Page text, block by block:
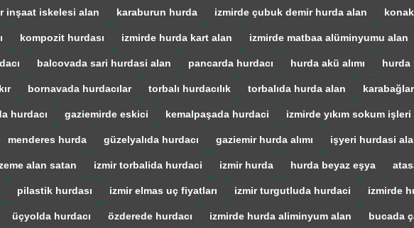
inşaat iskelesi alan karaburun hurda izmirde çubuk demir hurda alan
kompozit hurdası izmirde hurda kart alan izmirde matbaa alüminyumu alan
balcovada sari hurdasi alan pancarda hurdacı hurda akü alımı hurda
bornavada hurdacılar torbalı hurdacılık torbalıda hurda alan
hurdacı gaziemirde eskici kemalpaşada hurdaci izmirde yıkım sokum
menderes hurda güzelyalıda hurdacı gaziemir hurda alımı işyeri hurdasi
alan satan izmir torbalida hurdaci izmir hurda hurda beyaz eşya
pilastik hurdası izmir elmas uç fiyatları izmir turgutluda hurdaci izmirde
üçyolda hurdacı özderede hurdacı izmirde hurda aliminyum alan bucada